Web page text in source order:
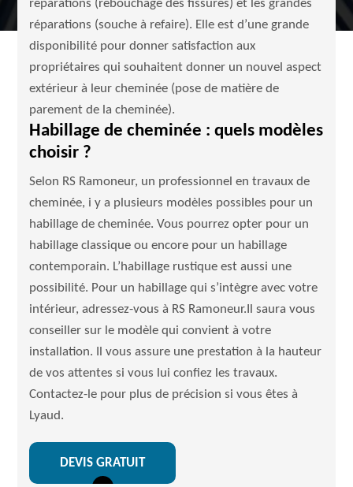
réparations (rebouchage des fissures) et les grandes
réparations (souche à refaire). Elle est d’une grande
disponibilité pour donner satisfaction aux
propriétaires qui souhaitent donner un nouvel aspect
extérieur à leur cheminée (pose de matière de
parement de la cheminée).
Habillage de cheminée : quels modèles
choisir ?
Selon RS Ramoneur, un professionnel en travaux de
cheminée, i y a plusieurs modèles possibles pour un
habillage de cheminée. Vous pourrez opter pour un
habillage classique ou encore pour un habillage
contemporain. L’habillage rustique est aussi une
possibilité. Pour un habillage qui s’intègre avec votre
intérieur, adressez-vous à RS Ramoneur.Il saura vous
conseiller sur le modèle qui convient à votre
installation. Il vous assure une prestation à la hauteur
de vos attentes si vous lui confiez les travaux.
Contactez-le pour plus de précision si vous êtes à
Lyaud.
DEVIS GRATUIT